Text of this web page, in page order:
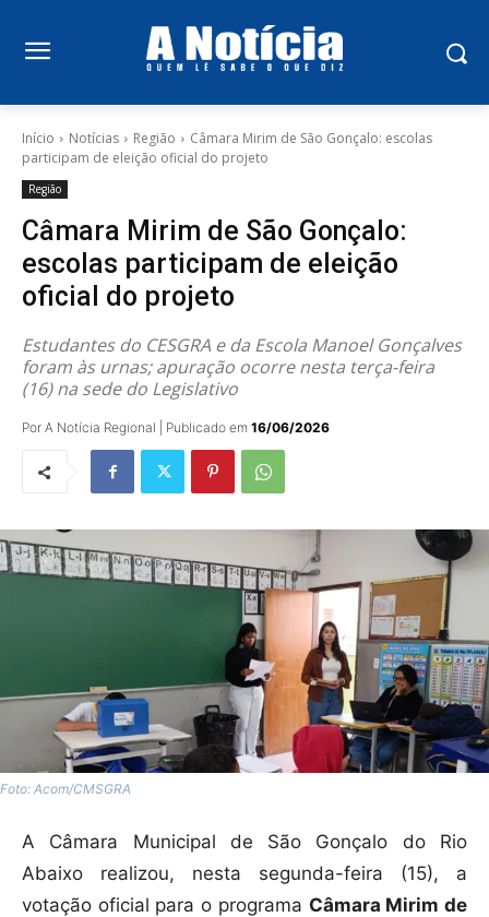
Início Notícias Região
Câmara Mirim de São Gonçalo: escolas
participam de eleição oficial do projeto
Região
Câmara Mirim de São Gonçalo:
escolas participam de eleição
oficial do projeto
Estudantes do CESGRA e da Escola Manoel Gonçalves
foram às urnas; apuração ocorre nesta terça-feira
(16) na sede do Legislativo
Por A Notícia Regional | Publicado em 16/06/2026
Foto: Acom/CMSGRA
A Câmara Municipal de São Gonçalo do Rio
Abaixo realizou, nesta segunda-feira (15), a
votação oficial para o programa Câmara Mirim de